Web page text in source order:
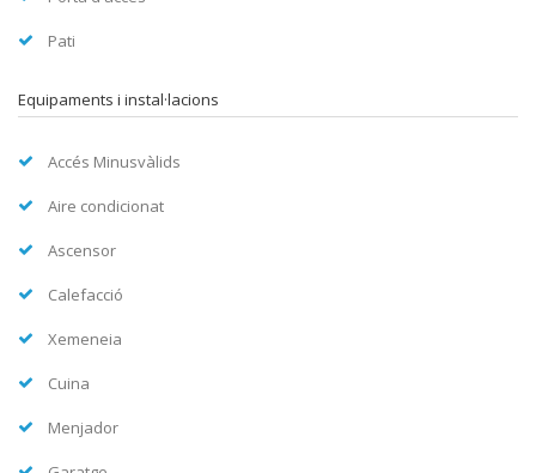
Pati
Equipaments i instal·lacions
Accés Minusvàlids
Aire condicionat
Ascensor
Calefacció
Xemeneia
Cuina
Menjador